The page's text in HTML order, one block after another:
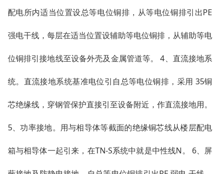
配电所内适当位置设总等电位铜排，从等电位铜排引出PE
强电干线，每层在适当位置设辅助等电位铜排，从辅助等电
位铜排引接地线至设备外壳及金属管道等。 4、直流接地系
统。直流接地系统基准电位引自总等电位铜排，采用 35铜
芯绝缘线，穿钢管保护直接引至设备附近，作直流接地用。
5、功率接地。用与相导体等截面的绝缘铜芯线从楼层配电
箱与相导体一起引来，在TN-S系统中就是中性线N。 6、屏